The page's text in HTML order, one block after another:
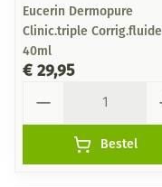
Eucerin Dermopure
Clinic.triple Corrig.fluide
40ml
€ 29,95
Bestel